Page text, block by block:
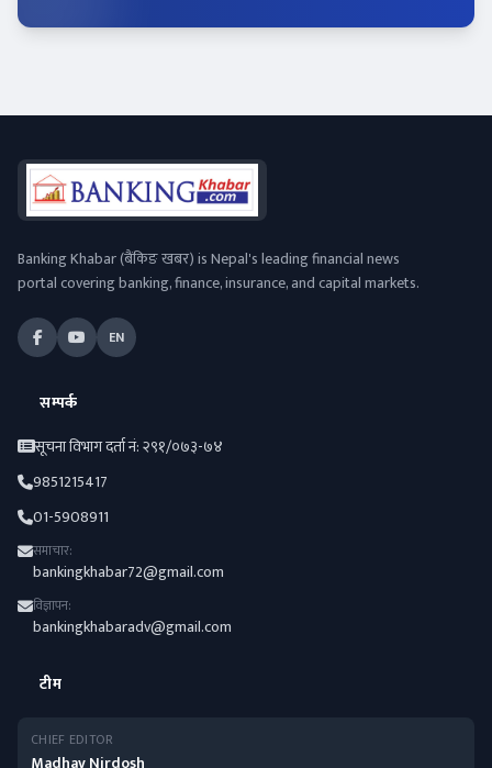
Banking Khabar (बैंकिङ खबर) is Nepal's leading financial news
portal covering banking, finance, insurance, and capital markets.
EN
सम्पर्क
सूचना विभाग दर्ता नं: २९१/०७३-७४
9851215417
01-5908911
समाचार:
bankingkhabar72@gmail.com
विज्ञापन:
bankingkhabaradv@gmail.com
टीम
CHIEF EDITOR
Madhav Nirdosh